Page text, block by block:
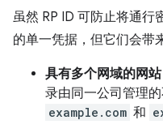
虽然 RP ID 可防止将通行
的单一凭据，但它们会带
具有多个网域的网站
录由同一公司管理
example.com 和